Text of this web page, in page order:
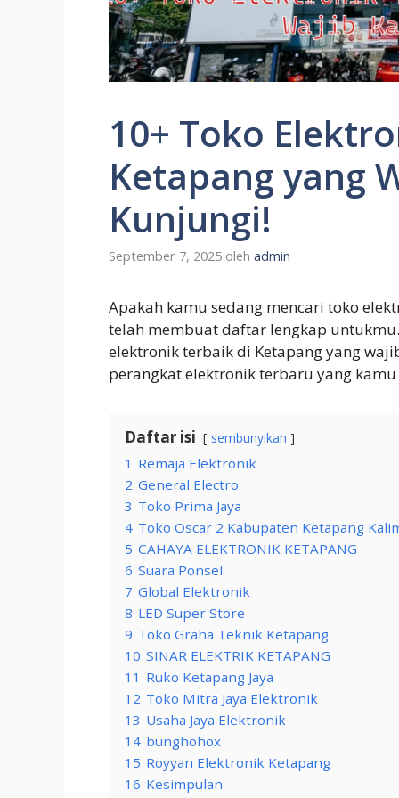
10+ Toko
Ketapang yang
Kunjungi!
September 7, 2025 oleh admin
Apakah kamu sedang mencari toko
telah membuat daftar lengkap
elektronik terbaik di Ketapang yang
perangkat elektronik terbaru yang
Daftar isi sembunyikan
1 Remaja Elektronik
2 General Electro
3 Toko Prima Jaya
4 Toko Oscar 2 Kabupaten Ketapang
5 CAHAYA ELEKTRONIK KETAPANG
6 Suara Ponsel
7 Global Elektronik
8 LED Super Store
9 Toko Graha Teknik Ketapang
10 SINAR ELEKTRIK KETAPANG
11 Ruko Ketapang Jaya
12 Toko Mitra Jaya Elektronik
13 Usaha Jaya Elektronik
14 bunghohox
15 Royyan Elektronik Ketapang
16 Kesimpulan